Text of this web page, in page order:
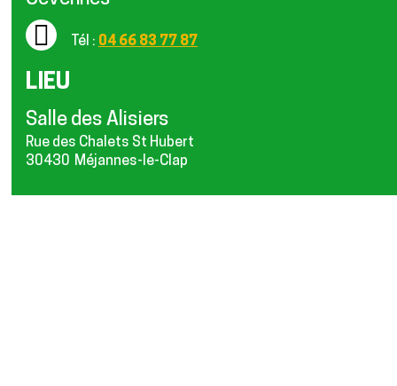
Tél : 04 66 83 77 87
LIEU
Salle des Alisiers
Rue des Chalets St Hubert
30430 Méjannes-le-Clap